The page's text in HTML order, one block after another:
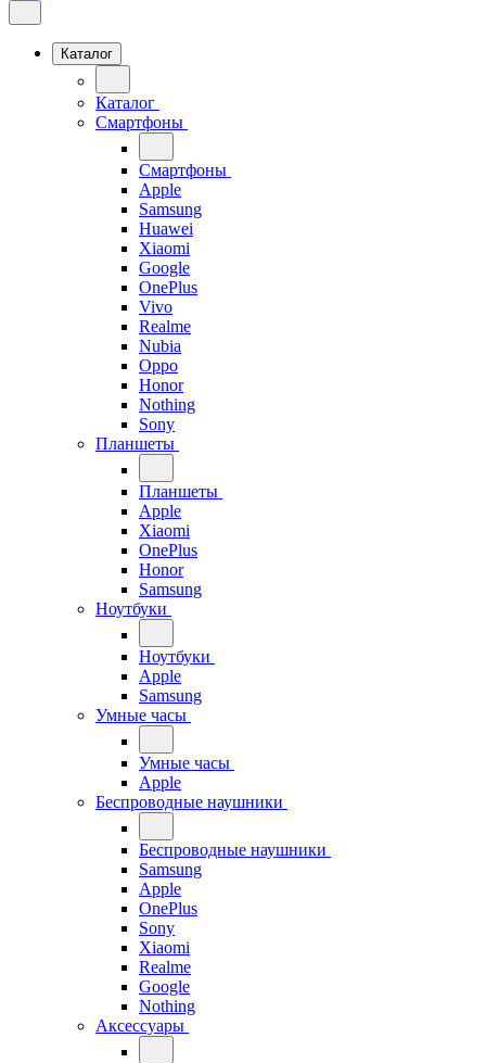
Каталог
Каталог
Смартфоны
Смартфоны
Apple
Samsung
Huawei
Xiaomi
Google
OnePlus
Vivo
Realme
Nubia
Oppo
Honor
Nothing
Sony
Планшеты
Планшеты
Apple
Xiaomi
OnePlus
Honor
Samsung
Ноутбуки
Ноутбуки
Apple
Samsung
Умные часы
Умные часы
Apple
Беспроводные наушники
Беспроводные наушники
Samsung
Apple
OnePlus
Sony
Xiaomi
Realme
Google
Nothing
Аксессуары